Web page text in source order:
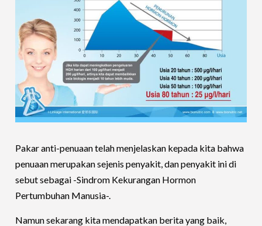
Pakar anti-penuaan telah menjelaskan kepada kita bahwa
penuaan merupakan sejenis penyakit, dan penyakit ini di
sebut sebagai -Sindrom Kekurangan Hormon
Pertumbuhan Manusia-.
Namun sekarang kita mendapatkan berita yang baik,